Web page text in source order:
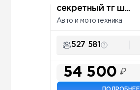
секретный тг ш...
Авто и мототехника
527 581
54 500 ₽